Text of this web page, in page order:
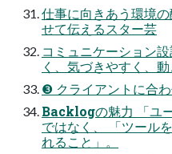
仕事に向きあう環境
せて伝えるスター芸
コミュニケーション
く、気づきやすく、
❸ クライアントに合
Backlogの魅力 「ユ
ではなく、 「ツール
れること」。